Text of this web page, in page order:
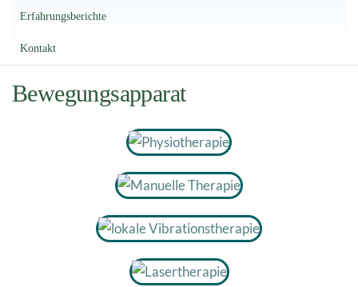
Erfahrungsberichte
Kontakt
Bewegungsapparat